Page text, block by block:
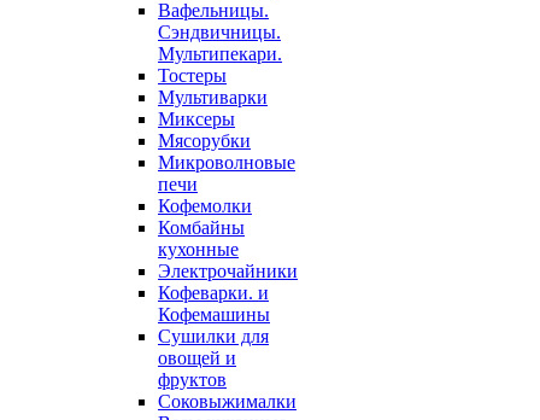
Вафельницы.
Сэндвичницы.
Мультипекари.
Тостеры
Мультиварки
Миксеры
Мясорубки
Микроволновые
печи
Кофемолки
Комбайны
кухонные
Электрочайники
Кофеварки. и
Кофемашины
Сушилки для
овощей и
фруктов
Соковыжималки